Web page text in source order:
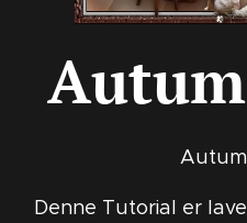
Denne Tutorial er